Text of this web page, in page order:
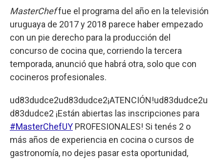
MasterCheffue el programa del año en la televisión
uruguaya de 2017 y 2018 parece haber empezado
con un pie derecho para la producción del
concurso de cocina que, corriendo la tercera
temporada, anunció que habrá otra, solo que con
cocineros profesionales.
ud83dudce2ud83dudce2¡ATENCIÓN!ud83dudce2u
d83dudce2 ¡Están abiertas las inscripciones para
#MasterChefUY PROFESIONALES! Si tenés 2 o
más años de experiencia en cocina o cursos de
gastronomía, no dejes pasar esta oportunidad,